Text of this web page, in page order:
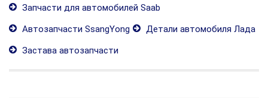
Запчасти для автомобилей Saab
Автозапчасти SsangYong
Детали автомобиля Лада
Застава автозапчасти